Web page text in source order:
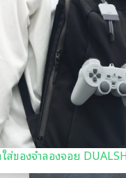
ส่ของจำลองจอย